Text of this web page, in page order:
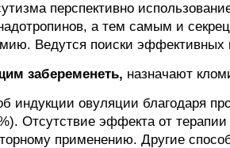
перспективно
а тем самым и
Ведутся поиски эффективных
забеременеть, назначают
индукции овуляции благодаря
Отсутствие эффекта от
применению. Другие